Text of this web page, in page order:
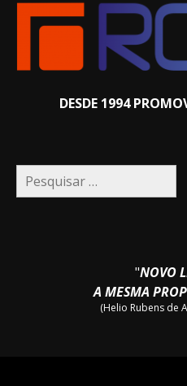
DESDE 1994
Pesquisar
por:
"NOVO
A MESMA
(Helio Rubens de